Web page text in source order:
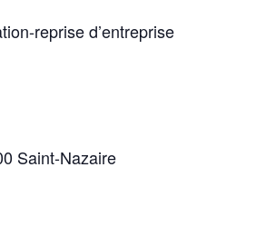
reprise d’entreprise
Saint-Nazaire